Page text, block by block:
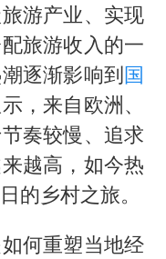
游产业、实现
旅游收入的一
逐渐影响到国
，来自欧洲、
奏较慢、追求
越高，如今热
的乡村之旅。
何重塑当地经